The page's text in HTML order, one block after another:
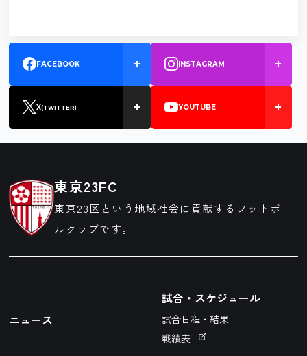
FACEBOOK INSTAGRAM
X(TWITTER) YOUTUBE
東京23FC
東京23区という地域社会に貢献するフットボー
ルクラブです。
ニュース
試合・スケジュール
試合日程・結果
戦績表